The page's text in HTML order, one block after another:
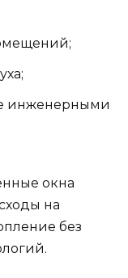
инженерными
окна
на
без